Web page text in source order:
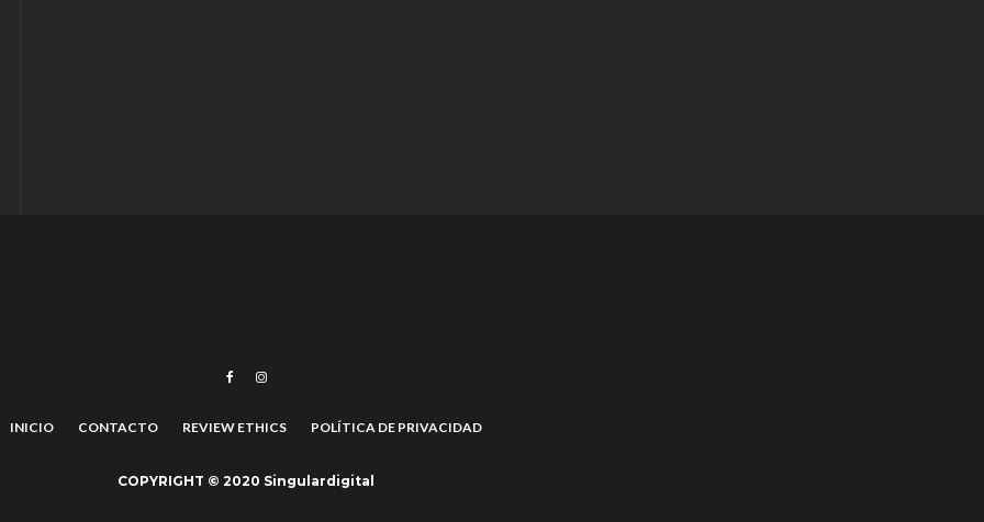
INICIO CONTACTO REVIEW ETHICS POLÍTICA DE PRIVACIDAD
COPYRIGHT © 2020 Singulardigital